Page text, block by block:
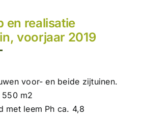
en realisatie
voorjaar 2019
voor- en beide zijtuinen.
m2
met leem Ph ca. 4,8